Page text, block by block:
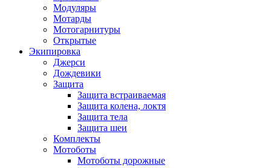
Модуляры
Мотарды
Мотогарнитуры
Открытые
Экипировка
Джерси
Дождевики
Защита
Защита встраиваемая
Защита колена, локтя
Защита тела
Защита шеи
Комплекты
Мотоботы
Мотоботы дорожные